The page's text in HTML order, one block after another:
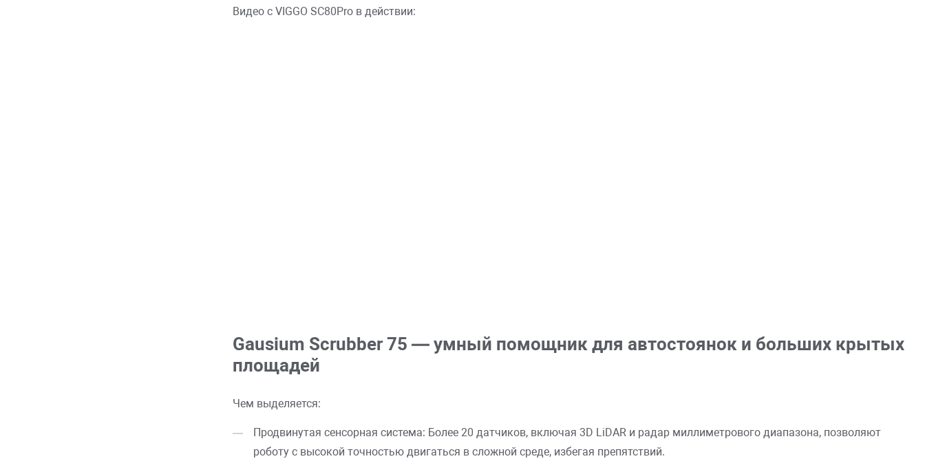
Видео с VIGGO SC80Pro в действии:
Gausium Scrubber 75 — умный помощник для автостоянок и больших крытых
площадей
Чем выделяется:
Продвинутая сенсорная система: Более 20 датчиков, включая 3D LiDAR и радар миллиметрового диапазона, позволяют
роботу с высокой точностью двигаться в сложной среде, избегая препятствий.